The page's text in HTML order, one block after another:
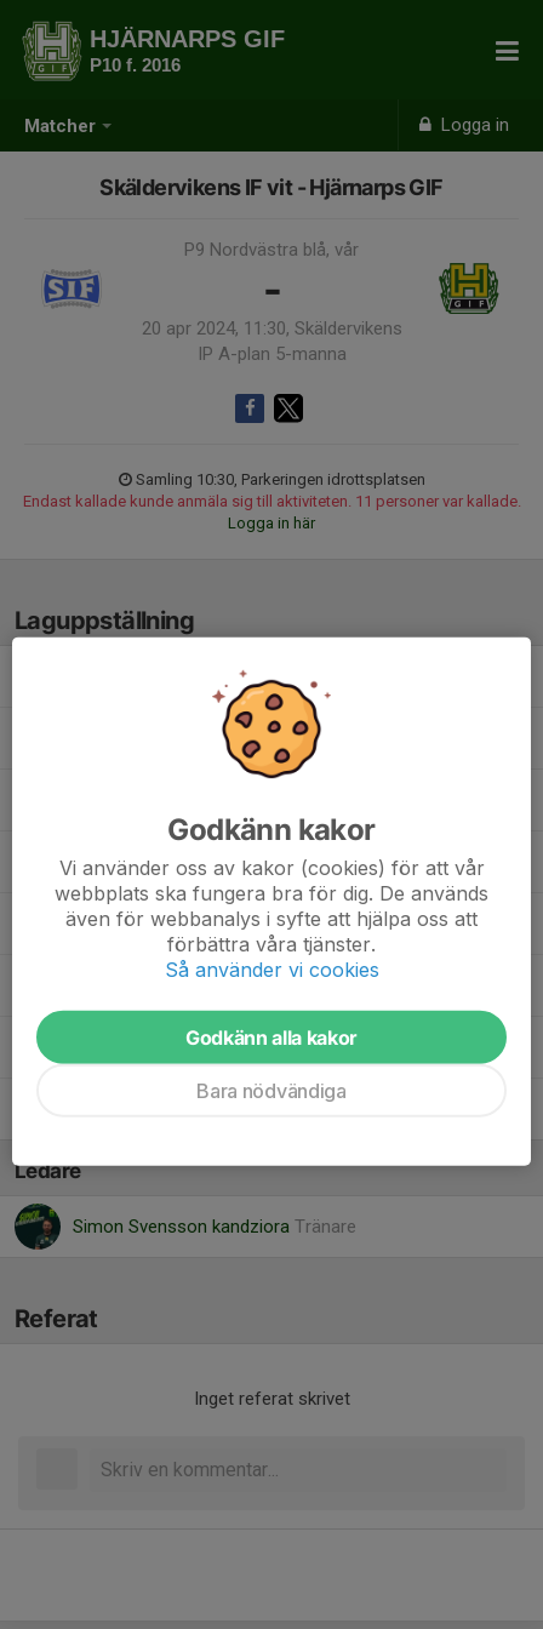
Matcher Logga in
HJÄRNARPS GIF
P10 f. 2016
Skäldervikens IF vit - Hjärnarps GIF
P9 Nordvästra blå, vår
-
20 apr 2024, 11:30, Skäldervikens
IP A-plan 5-manna
Samling 10:30, Parkeringen idrottsplatsen
Endast kallade kunde anmäla sig till aktiviteten. 11 personer var kallade.
Logga in här
Laguppställning
Harry Innala
Hussein Alafara, P11-12 f. 2014-2015
, P11-12 f. 2014-2015
Ledare
Simon Svensson kandziora Tränare
Referat
Inget referat skrivet
Godkänn kakor
Vi använder oss av kakor (cookies) för att vår
webbplats ska fungera bra för dig. De används
även för webbanalys i syfte att hjälpa oss att
förbättra våra tjänster.
Så använder vi cookies
Godkänn alla kakor
Bara nödvändiga